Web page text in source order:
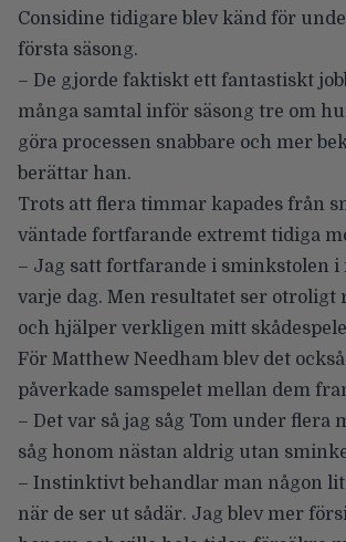
Considine tidigare blev känd för
första säsong.
– De gjorde faktiskt ett fantastiskt
många samtal inför säsong tre om
göra processen snabbare och mer
berättar han.
Trots att flera timmar kapades från
väntade fortfarande extremt tidiga
– Jag satt fortfarande i sminkstolen
varje dag. Men resultatet ser otroligt
och hjälper verkligen mitt
För Matthew Needham blev det
påverkade samspelet mellan dem
– Det var så jag såg Tom under flera
såg honom nästan aldrig utan
– Instinktivt behandlar man någon
när de ser ut sådär. Jag blev mer